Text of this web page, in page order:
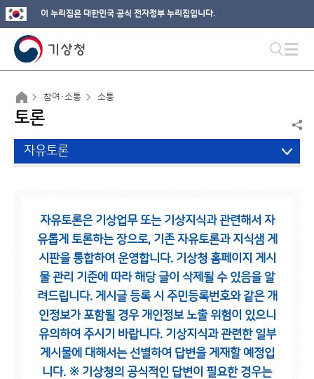
이 누리집은 대한민국 공식 전자정부 누리집입니다.
참여·소통 소통
토론
자유토론
자유토론은 기상업무 또는 기상지식과 관련해서 자
유롭게 토론하는 장으로, 기존 자유토론과 지식샘 게
시판을 통합하여 운영합니다. 기상청 홈페이지 게시
물 관리 기준에 따라 해당 글이 삭제될 수 있음을 알
려드립니다. 게시글 등록 시 주민등록번호와 같은 개
인정보가 포함될 경우 개인정보 노출 위험이 있으니
유의하여 주시기 바랍니다. 기상지식과 관련한 일부
게시물에 대해서는 선별하여 답변을 게재할 예정입
니다. ※ 기상청의 공식적인 답변이 필요한 경우는